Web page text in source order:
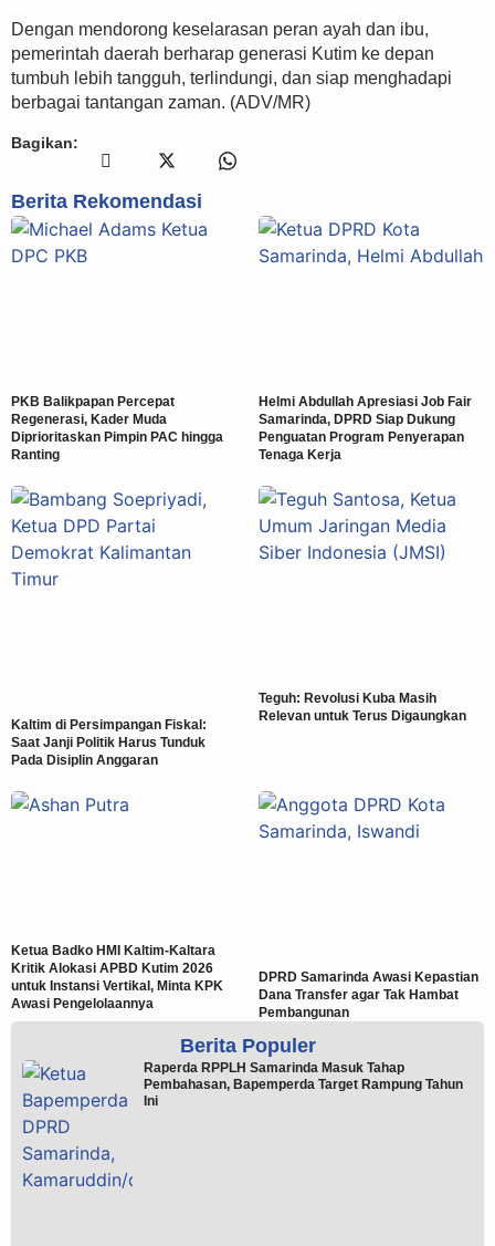
Dengan mendorong keselarasan peran ayah dan ibu,
pemerintah daerah berharap generasi Kutim ke depan
tumbuh lebih tangguh, terlindungi, dan siap menghadapi
berbagai tantangan zaman. (ADV/MR)
Bagikan:
Berita Rekomendasi
PKB Balikpapan Percepat
Regenerasi, Kader Muda
Diprioritaskan Pimpin PAC hingga
Ranting
Helmi Abdullah Apresiasi Job Fair
Samarinda, DPRD Siap Dukung
Penguatan Program Penyerapan
Tenaga Kerja
Kaltim di Persimpangan Fiskal:
Saat Janji Politik Harus Tunduk
Pada Disiplin Anggaran
Teguh: Revolusi Kuba Masih
Relevan untuk Terus Digaungkan
Ketua Badko HMI Kaltim-Kaltara
Kritik Alokasi APBD Kutim 2026
untuk Instansi Vertikal, Minta KPK
Awasi Pengelolaannya
DPRD Samarinda Awasi Kepastian
Dana Transfer agar Tak Hambat
Pembangunan
Berita Populer
Raperda RPPLH Samarinda Masuk Tahap
Pembahasan, Bapemperda Target Rampung Tahun
Ini